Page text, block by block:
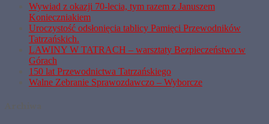
Wywiad z okazji 70-lecia, tym razem z Januszem
Konieczniakiem
Uroczystość odsłonięcia tablicy Pamięci Przewodników
Tatrzańskich.
LAWINY W TATRACH – warsztaty Bezpieczeństwo w
Górach
150 lat Przewodnictwa Tatrzańskiego
Walne Zebranie Sprawozdawczo – Wyborcze